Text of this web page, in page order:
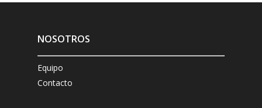
NOSOTROS
Equipo
Contacto